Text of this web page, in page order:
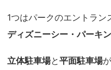
1つはパークのエントラン
ディズニーシー・パーキ
立体駐車場と平面駐車場